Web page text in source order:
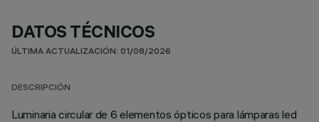
DATOS TÉCNICOS
ÚLTIMA ACTUALIZACIÓN: 01/08/2026
DESCRIPCIÓN
Luminaria circular de 6 elementos ópticos para lámparas led